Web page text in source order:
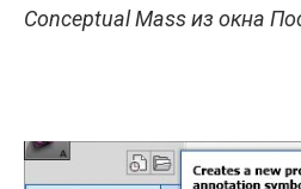
Conceptual Mass из окна